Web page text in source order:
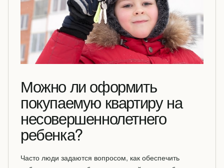
Можно ли оформить
покупаемую квартиру на
несовершеннолетнего
ребенка?
Часто люди задаются вопросом, как обеспечить